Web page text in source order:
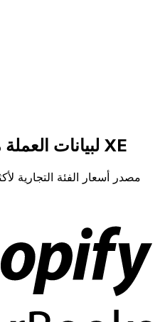
واجهة البرامج API لبيانات العملة من XE